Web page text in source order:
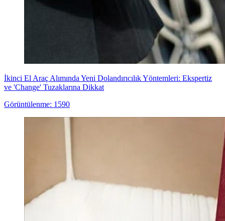
İkinci El Araç Alımında Yeni Dolandırıcılık Yöntemleri: Ekspertiz
ve 'Change' Tuzaklarına Dikkat
Görüntülenme: 1590